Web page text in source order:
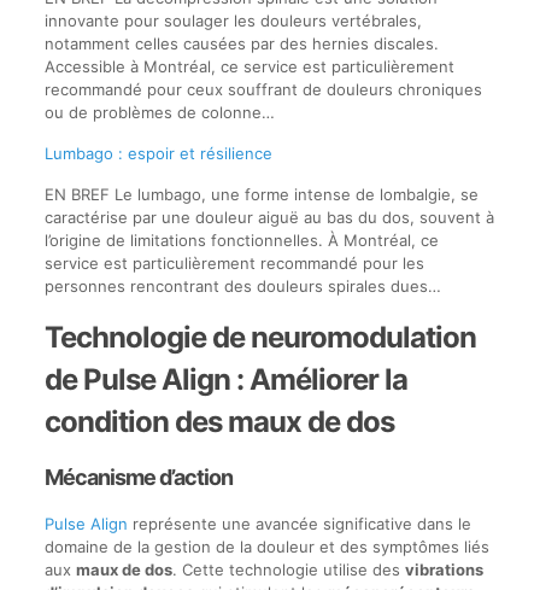
innovante pour soulager les douleurs vertébrales,
notamment celles causées par des hernies discales.
Accessible à Montréal, ce service est particulièrement
recommandé pour ceux souffrant de douleurs chroniques
ou de problèmes de colonne…
Lumbago : espoir et résilience
EN BREF Le lumbago, une forme intense de lombalgie, se
caractérise par une douleur aiguë au bas du dos, souvent à
l’origine de limitations fonctionnelles. À Montréal, ce
service est particulièrement recommandé pour les
personnes rencontrant des douleurs spirales dues…
Technologie de neuromodulation
de Pulse Align : Améliorer la
condition des maux de dos
Mécanisme d’action
Pulse Align représente une avancée significative dans le
domaine de la gestion de la douleur et des symptômes liés
aux maux de dos. Cette technologie utilise des vibrations